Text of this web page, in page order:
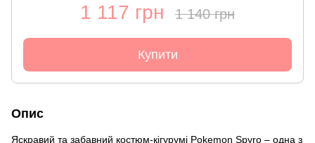
1 117 грн 1 140 грн
Купити
Опис
Яскравий та забавний костюм-кігурумі Pokemon Spyro – одна з